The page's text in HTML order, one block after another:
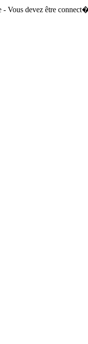
- Vous devez être